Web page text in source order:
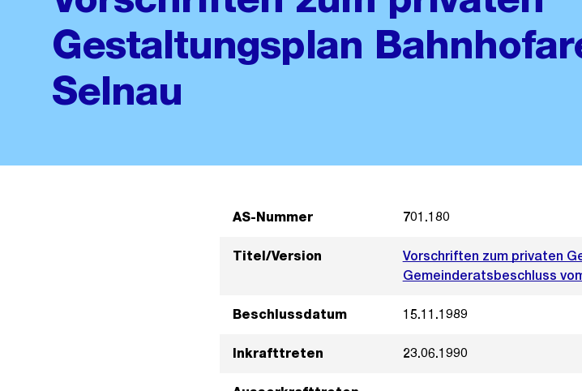
Gestaltungsplan
Selnau
AS-Nummer 701.180
Titel/Version
Vorschriften zum privaten
Gemeinderatsbeschluss
Beschlussdatum 15.11.1989
Inkrafttreten 23.06.1990